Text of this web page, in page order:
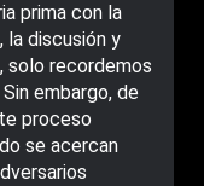
prima con la
discusión y
solo recordemos
embargo, de
proceso
se acercan